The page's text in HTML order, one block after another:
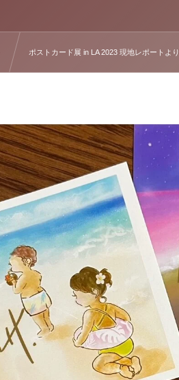
ポストカード展 in LA 2023 現地レポートより